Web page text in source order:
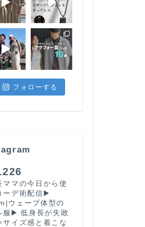
フォローする
ママの今日から使
ーデ術配信▶️
ウェーブ体型の
服▶️ 低身長が失敗
サイズ感と着こな